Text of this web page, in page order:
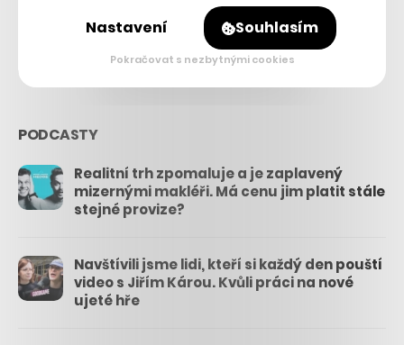
PODCASTY
Realitní trh zpomaluje a je zaplavený
mizernými makléři. Má cenu jim platit stále
stejné provize?
Navštívili jsme lidi, kteří si každý den pouští
video s Jiřím Károu. Kvůli práci na nové
ujeté hře
Nastavení Souhlasím
Pokračovat s nezbytnými cookies